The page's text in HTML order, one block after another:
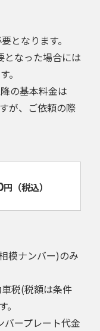
となります。
なった場合には
。
の基本料金は
が、ご依頼の際
円 （税込）
模ナンバー)のみ
税(税額は条件
ープレート代金